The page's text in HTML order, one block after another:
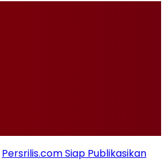
Persrilis.com Siap Publikasikan